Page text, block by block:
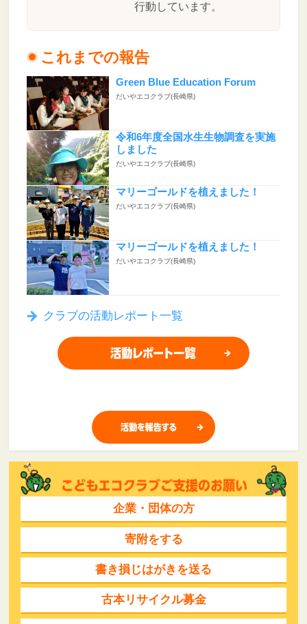
行動しています。
これまでの報告
Green Blue Education Forum
だいやエコクラブ(長崎県)
令和6年度全国水生生物調査を実施
しました
だいやエコクラブ(長崎県)
マリーゴールドを植えました！
だいやエコクラブ(長崎県)
マリーゴールドを植えました！
だいやエコクラブ(長崎県)
クラブの活動レポート一覧
企業・団体の方
寄附をする
書き損じはがきを送る
古本リサイクル募金